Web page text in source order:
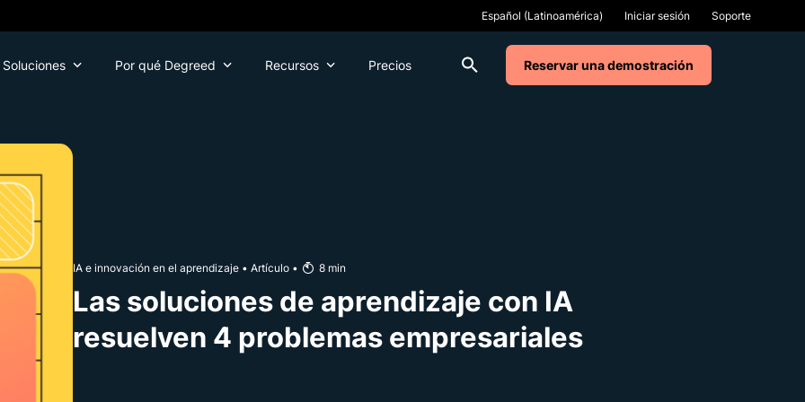
Iniciar sesión Soporte
Soluciones Por qué Degreed Recursos Precios Reservar una demostración
IA e innovación en el aprendizaje • Artículo • 8 min
Las soluciones de aprendizaje con IA
resuelven 4 problemas empresariales